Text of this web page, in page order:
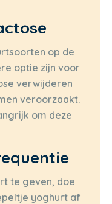
op de
optie zijn voor
verwijderen
veroorzaakt.
om deze
te geven, doe
yoghurt af